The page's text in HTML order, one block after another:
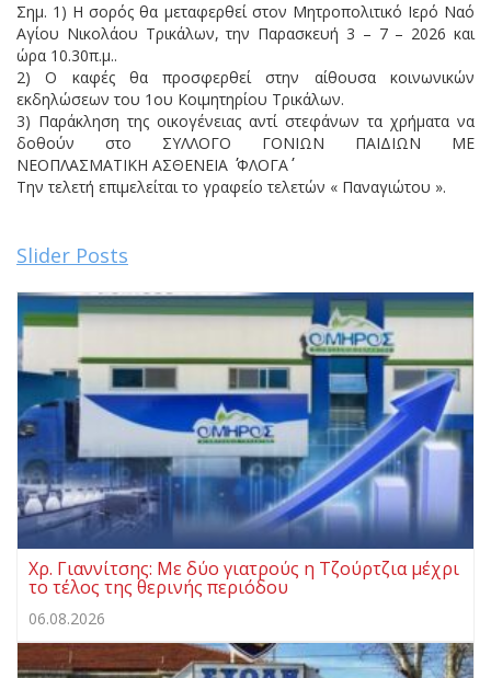
Σημ. 1) Η σορός θα μεταφερθεί στον Μητροπολιτικό Ιερό Ναό
Αγίου Νικολάου Τρικάλων, την Παρασκευή 3 – 7 – 2026 και
ώρα 10.30π.μ..
2) Ο καφές θα προσφερθεί στην αίθουσα κοινωνικών
εκδηλώσεων του 1ου Κοιμητηρίου Τρικάλων.
3) Παράκληση της οικογένειας αντί στεφάνων τα χρήματα να
δοθούν στο ΣΥΛΛΟΓΟ ΓΟΝΙΩΝ ΠΑΙΔΙΩΝ ΜΕ
ΝΕΟΠΛΑΣΜΑΤΙΚΗ ΑΣΘΕΝΕΙΑ ΄΄ ΦΛΟΓΑ΄΄
Την τελετή επιμελείται το γραφείο τελετών « Παναγιώτου ».
Slider Posts
Χρ. Γιαννίτσης: Με δύο γιατρούς η Τζούρτζια μέχρι
το τέλος της θερινής περιόδου
06.08.2026